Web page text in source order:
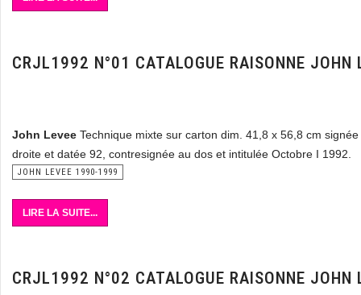
CRJL1992 N°01 CATALOGUE RAISONNE JOHN
John Levee Technique mixte sur carton dim. 41,8 x 56,8 cm
droite et datée 92, contresignée au dos et intitulée Octobre I 1992.
JOHN LEVEE 1990-1999
LIRE LA SUITE...
CRJL1992 N°02 CATALOGUE RAISONNE JOHN